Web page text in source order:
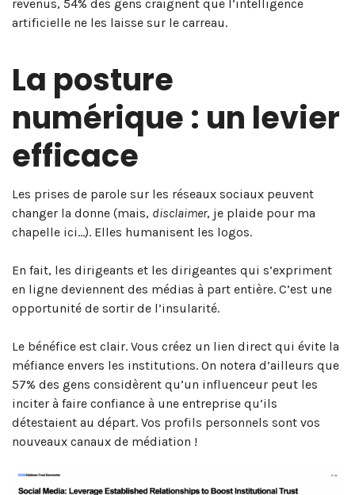
revenus, 54% des gens craignent que l’intelligence
artificielle ne les laisse sur le carreau.
La posture
numérique : un levier
efficace
Les prises de parole sur les réseaux sociaux peuvent
changer la donne (mais, disclaimer, je plaide pour ma
chapelle ici…). Elles humanisent les logos.
En fait, les dirigeants et les dirigeantes qui s’expriment
en ligne deviennent des médias à part entière. C’est une
opportunité de sortir de l’insularité.
Le bénéfice est clair. Vous créez un lien direct qui évite la
méfiance envers les institutions. On notera d’ailleurs que
57% des gens considèrent qu’un influenceur peut les
inciter à faire confiance à une entreprise qu’ils
détestaient au départ. Vos profils personnels sont vos
nouveaux canaux de médiation !